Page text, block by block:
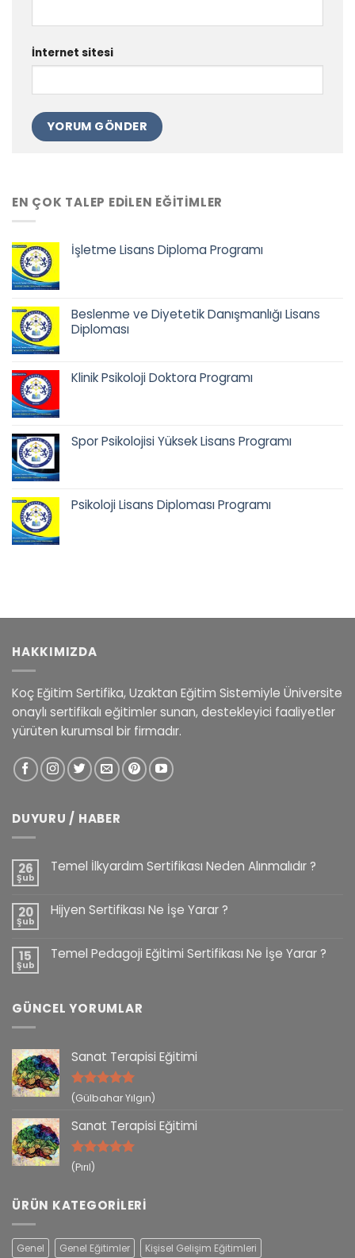
İnternet sitesi
EN ÇOK TALEP EDILEN EĞITIMLER
İşletme Lisans Diploma Programı
52.900,00 ₺.
Beslenme ve Diyetetik Danışmanlığı Lisans
Diploması
68.500,00 ₺.
fiyat:
Klinik Psikoloji Doktora Programı
58.400,00 ₺.
Spor Psikolojisi Yüksek Lisans Programı
35.900,00 ₺.
Psikoloji Lisans Diploması Programı
HAKKIMIZDA
Koç Eğitim Sertifika, Uzaktan Eğitim Sistemiyle Üniversite
onaylı sertifikalı eğitimler sunan, destekleyici faaliyetler
yürüten kurumsal bir firmadır.
DUYURU / HABER
26
Şub
Temel İlkyardım Sertifikası Neden Alınmalıdır ?
20
Şub
Hijyen Sertifikası Ne İşe Yarar ?
15
Şub
Temel Pedagoji Eğitimi Sertifikası Ne İşe Yarar ?
GÜNCEL YORUMLAR
Sanat Terapisi Eğitimi
5 üzerinden
(Gülbahar Yılgın)
Sanat Terapisi Eğitimi
5 üzerinden
(Pırıl)
ÜRÜN KATEGORILERI
Genel Genel Eğitimler Kişisel Gelişim Eğitimleri